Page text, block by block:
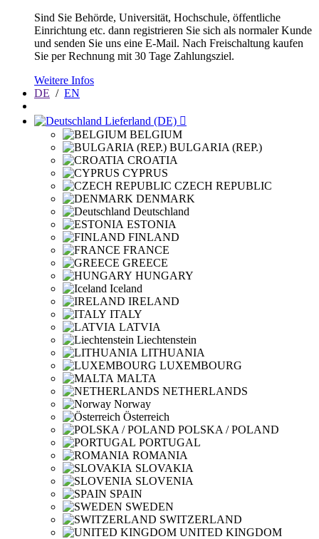
Sind Sie Behörde, Universität, Hochschule, öffentliche
Einrichtung etc. dann registrieren Sie sich als normaler Kunde
und senden Sie uns eine E-Mail. Nach Freischaltung kaufen
Sie per Rechnung mit 30 Tage Zahlungsziel.
Weitere Infos
DE / EN
Lieferland (DE) 
BELGIUM
BULGARIA (REP.)
CROATIA
CYPRUS
CZECH REPUBLIC
DENMARK
Deutschland
ESTONIA
FINLAND
FRANCE
GREECE
HUNGARY
Iceland
IRELAND
ITALY
LATVIA
Liechtenstein
LITHUANIA
LUXEMBOURG
MALTA
NETHERLANDS
Norway
Österreich
POLSKA / POLAND
PORTUGAL
ROMANIA
SLOVAKIA
SLOVENIA
SPAIN
SWEDEN
SWITZERLAND
UNITED KINGDOM